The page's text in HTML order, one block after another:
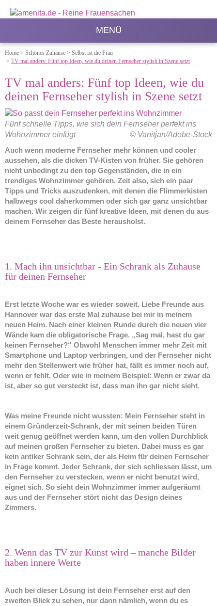
MENÜ
Home > Schönes Zuhause > Selbst ist die Frau
> TV mal anders: Fünf top Ideen, wie du deinen Fernseher stylish in Szene setzt
TV mal anders: Fünf top Ideen, wie du
deinen Fernseher stylish in Szene setzt
Fünf schnelle Tipps, wie sich dein Fernseher perfekt ins
Wohnzimmer einfügt
© Vanit่jan/Adobe-Stock
Auch wenn moderne Fernseher mehr können und cooler
aussehen, als die dicken TV-Kisten von früher. Sie gehören
nicht unbedingt zu den top Gegenständen, die in ein
trendiges Wohnzimmer gehören. Zeit also, sich ein paar
Tipps und Tricks auszudenken, mit denen die Flimmerkisten
halbwegs cool daherkommen oder sich gar ganz unsichtbar
machen. Wir zeigen dir fünf kreative Ideen, mit denen du aus
deinem Fernseher das Beste herausholst.
1. Mach ihn unsichtbar - Ein Schrank als Zuhause
für deinen Fernseher
Erst letzte Woche war es wieder soweit. Liebe Freunde aus
Hannover war das erste Mal zuhause bei mir in meinem
neuen Heim. Nach einer kleinen Runde durch die neuen vier
Wände kam die obligatorische Frage. „Sag mal, hast du gar
keinen Fernseher?“ Obwohl Menschen immer mehr Zeit mit
Smartphone und Laptop verbringen, und der Fernseher nicht
mehr den Stellenwert wie früher hat, fällt es immer noch auf,
wenn er fehlt. Oder wie in meinem Beispiel: Wenn er zwar da
ist, aber so gut versteckt ist, dass man ihn gar nicht sieht.
Was meine Freunde nicht wussten: Mein Fernseher steht in
einem Gründerzeit-Schrank, der mit seinen beiden Türen
weit genug geöffnet werden kann, um den vollen Durchblick
auf meinen großen Fernseher zu bieten. Dabei muss es gar
kein antiker Schrank sein, der als Heim für deinen Fernseher
in Frage kommt. Jeder Schrank, der sich schliessen lässt, um
den Fernseher zu verstecken, wenn er nicht benutzt wird,
eignet sich. So sieht dein Wohnzimmer immer aufgeräumt
aus und der Fernseher stört nicht das Design deines
Zimmers.
2. Wenn das TV zur Kunst wird – manche Bilder
haben innere Werte
Auch bei dieser Lösung ist dein Fernseher erst auf den
zweiten Blick zu sehen, nur dann nämlich, wenn du es